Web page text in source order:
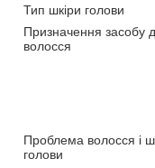
Тип шкіри голови
Призначення засобу
волосся
Проблема волосся і
голови